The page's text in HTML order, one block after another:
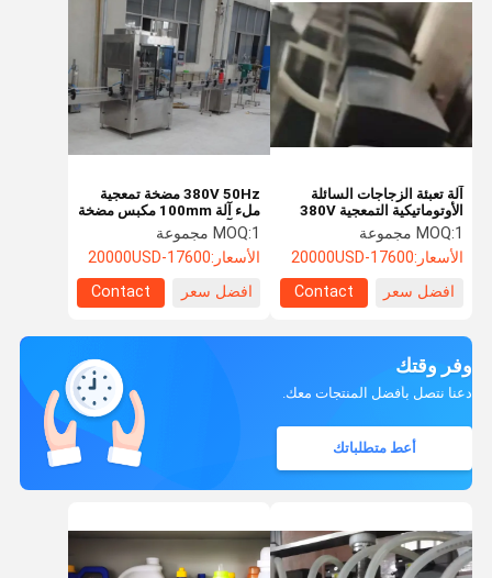
380V 50Hz مضخة تمعجية
ملء آلة 100mm مكبس مضخة
ملء آلة
MOQ:1 مجموعة
الأسعار:17600-20000USD
افضل سعر
Contact
آلة تعبئة الزجاجات السائلة
الأوتوماتيكية التمعجية 380V
فضي رمادي
MOQ:1 مجموعة
الأسعار:17600-20000USD
افضل سعر
Contact
وفر وقتك
دعنا نتصل بأفضل المنتجات معك.
أعط متطلباتك